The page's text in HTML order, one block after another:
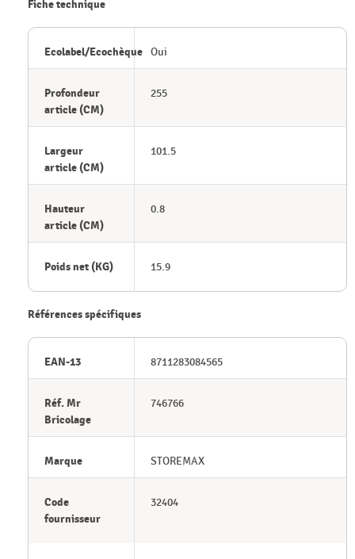
Fiche technique
Ecolabel/Ecochèque Oui
Profondeur
article (CM)
255
Largeur
article (CM)
101.5
Hauteur
article (CM)
0.8
Poids net (KG) 15.9
Références spécifiques
EAN-13 8711283084565
Réf. Mr
Bricolage
746766
Marque STOREMAX
Code
fournisseur
32404